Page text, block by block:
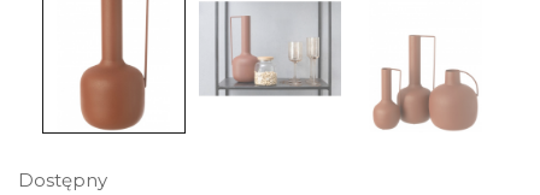
Dostępny